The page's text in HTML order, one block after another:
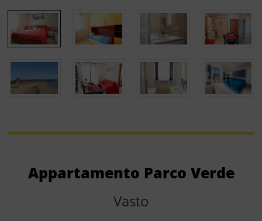
Appartamento Parco Verde
Vasto